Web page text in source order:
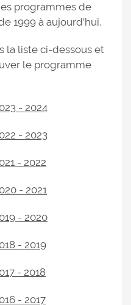
programmes de
1999 à aujourd’hui.
la liste ci-dessous et
le programme
- 2024
- 2023
- 2022
- 2021
- 2020
- 2019
- 2018
- 2017